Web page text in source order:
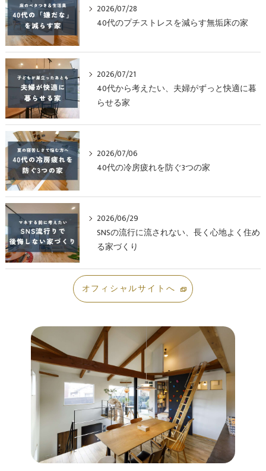
2026/07/28
40代のプチストレスを減らす無垢床の家
2026/07/21
40代から考えたい、夫婦がずっと快適に暮
らせる家
2026/07/06
40代の冷房疲れを防ぐ3つの家
2026/06/29
SNSの流行に流されない、長く心地よく住め
る家づくり
オフィシャルサイトへ